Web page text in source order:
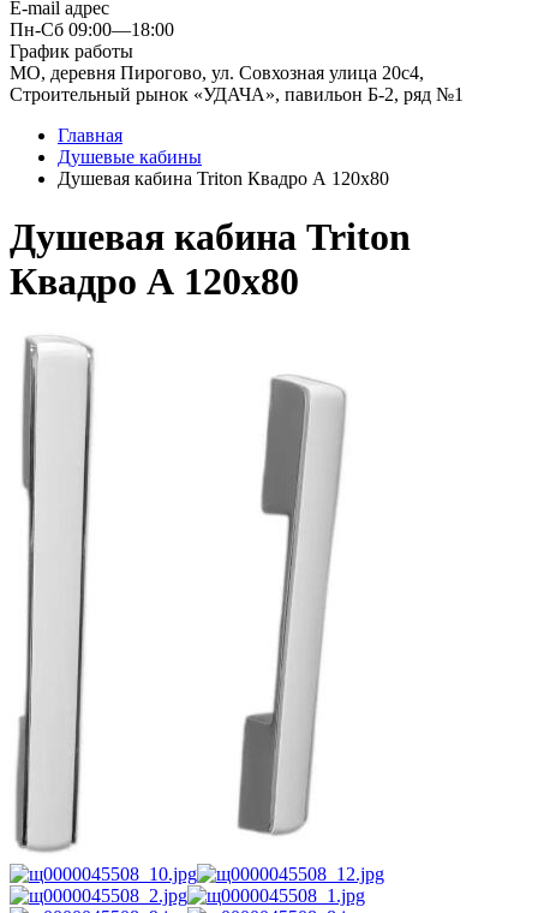
E-mail адрес
Пн-Сб 09:00—18:00
График работы
МО, деревня Пирогово, ул. Совхозная улица 20с4,
Строительный рынок «УДАЧА», павильон Б-2, ряд №1
Главная
Душевые кабины
Душевая кабина Triton Квадро А 120x80
Душевая кабина Triton
Квадро А 120x80